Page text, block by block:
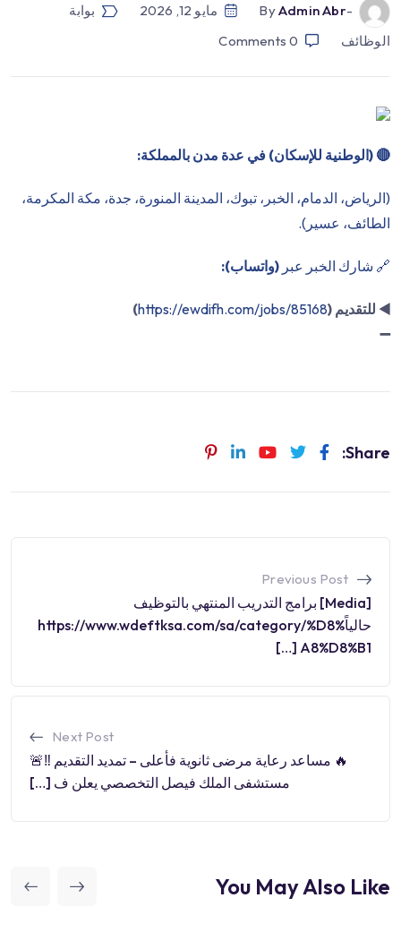
-by
Admin Abr مايو 12, 2026
بوابة
الوظائف
0
Comments
🔴 (الوطنية للإسكان) في عدة مدن بالمملكة:
(الرياض، الدمام، الخبر، تبوك، المدينة المنورة، جدة، مكة المكرمة،
الطائف، عسير).
🔗 شارك الخبر عبر (واتساب):
◀️ للتقديم (https://ewdifh.com/jobs/85168
)
➖
Share:
Previous Post
[Media] برامج التدريب المنتهي بالتوظيف
حالياًhttps://www.wdeftksa.com/sa/category/%D8%
A8%D8%B1 […]
Next Post
🔥 مساعد رعاية مرضى ثانوية فأعلى – تمديد التقديم ‼️🚨
مستشفى الملك فيصل التخصصي يعلن ف […]
You May Also Like